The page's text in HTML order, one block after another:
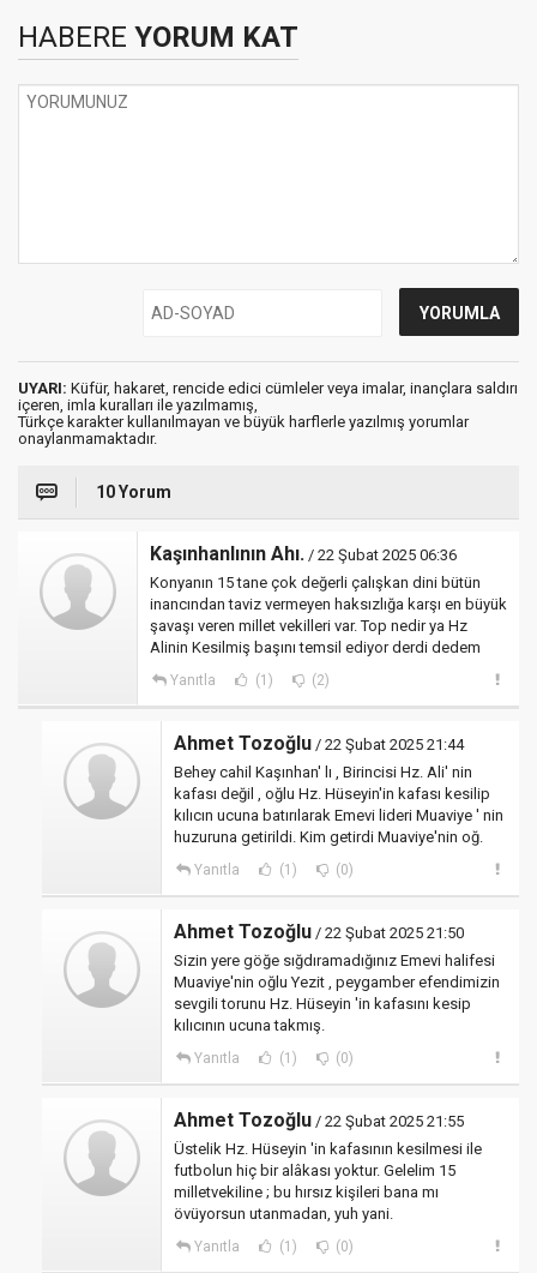
HABERE YORUM KAT
UYARI: Küfür, hakaret, rencide edici cümleler veya imalar, inançlara saldırı
içeren, imla kuralları ile yazılmamış,
Türkçe karakter kullanılmayan ve büyük harflerle yazılmış yorumlar
onaylanmamaktadır.
10 Yorum
Kaşınhanlının Ahı. / 22 Şubat 2025 06:36
Konyanın 15 tane çok değerli çalışkan dini bütün
inancından taviz vermeyen haksızlığa karşı en büyük
şavaşı veren millet vekilleri var. Top nedir ya Hz
Alinin Kesilmiş başını temsil ediyor derdi dedem
Yanıtla (1) (2)
Ahmet Tozoğlu / 22 Şubat 2025 21:44
Behey cahil Kaşınhan' lı , Birincisi Hz. Ali' nin
kafası değil , oğlu Hz. Hüseyin'in kafası kesilip
kılıcın ucuna batırılarak Emevi lideri Muaviye ' nin
huzuruna getirildi. Kim getirdi Muaviye'nin oğ.
Yanıtla (1) (0)
Ahmet Tozoğlu / 22 Şubat 2025 21:50
Sizin yere göğe sığdıramadığınız Emevi halifesi
Muaviye'nin oğlu Yezit , peygamber efendimizin
sevgili torunu Hz. Hüseyin 'in kafasını kesip
kılıcının ucuna takmış.
Yanıtla (1) (0)
Ahmet Tozoğlu / 22 Şubat 2025 21:55
Üstelik Hz. Hüseyin 'in kafasının kesilmesi ile
futbolun hiç bir alâkası yoktur. Gelelim 15
milletvekiline ; bu hırsız kişileri bana mı
övüyorsun utanmadan, yuh yani.
Yanıtla (1) (0)